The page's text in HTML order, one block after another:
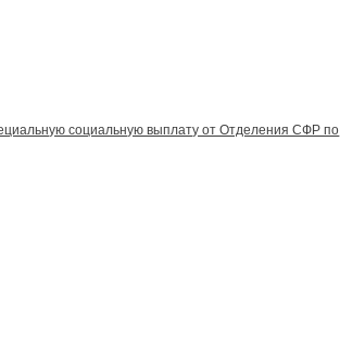
социальную выплату от Отделения СФР по